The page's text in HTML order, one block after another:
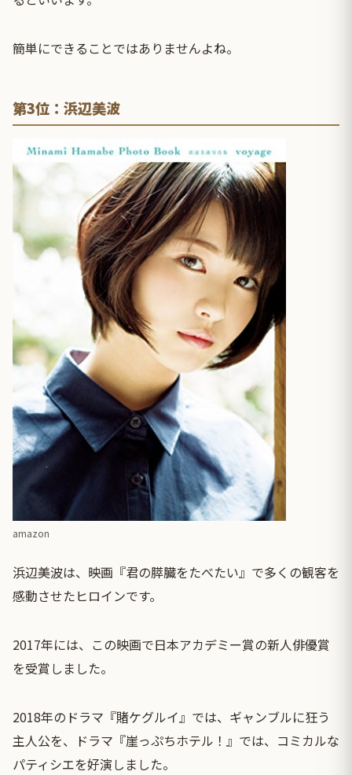
簡単にできることではありませんよね。
第3位：浜辺美波
amazon
浜辺美波は、映画『君の膵臓をたべたい』で多くの観客を
感動させたヒロインです。
2017年には、この映画で日本アカデミー賞の新人俳優賞
を受賞しました。
2018年のドラマ『賭ケグルイ』では、ギャンブルに狂う
主人公を、ドラマ『崖っぷちホテル！』では、コミカルな
パティシエを好演しました。